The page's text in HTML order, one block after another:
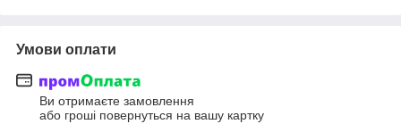
Умови оплати
Ви отримаєте замовлення
або гроші повернуться на вашу картку